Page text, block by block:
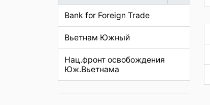
Bank for Foreign Trade
Вьетнам Южный
Нац.фронт освобождения
Юж.Вьетнама